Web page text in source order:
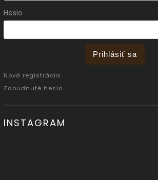
Heslo
Prihlásiť sa
Nová registrácia
Zabudnuté heslo
INSTAGRAM